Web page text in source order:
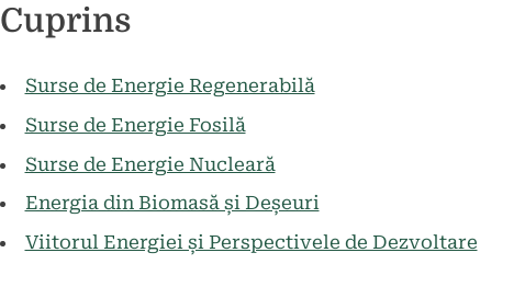
on
mai
Cuprins
Surse de Energie Regenerabilă
Surse de Energie Fosilă
Surse de Energie Nucleară
Energia din Biomasă și Deșeuri
Viitorul Energiei și Perspectivele de Dezvoltare